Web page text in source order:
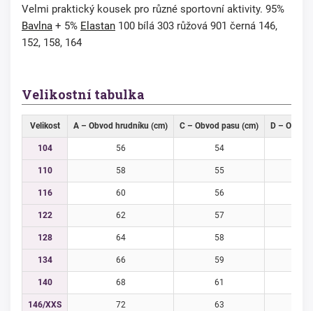
Velmi praktický kousek pro různé sportovní aktivity. 95%
Bavlna + 5% Elastan 100 bílá 303 růžová 901 černá 146,
152, 158, 164
Velikostní tabulka
Velikost A – Obvod hrudníku (cm) C – Obvod pasu (cm) D –
104 56 54
110 58 55
116 60 56
122 62 57
128 64 58
134 66 59
140 68 61
146/XXS 72 63